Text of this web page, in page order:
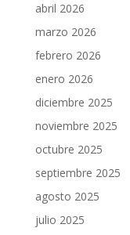
abril 2026
marzo 2026
febrero 2026
enero 2026
diciembre 2025
noviembre 2025
octubre 2025
septiembre 2025
agosto 2025
julio 2025